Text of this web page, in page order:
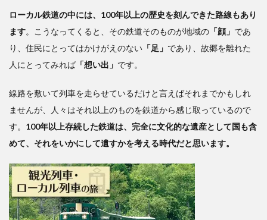
情
台
湾
里山
鉄
全線
開通
日本
の植
民地
時代
の遺
ローカル鉄道の中には、100年以上の歴史を刻んできた路線もあり
ます。こうなってくると、その鉄道そのものが地域の 「顔」 であ
り、住民にとってはかけがえのない 「足」 であり、故郷を離れた
人にとってみれば 「想い出」 です。
線路を敷いて列車を走らせているだけと言えばそれまでかもしれ
ませんが、人々はそれ以上のものを鉄道から感じ取っているので
す。 100年以上存続した鉄道は、完全に文化的な遺産として国も含
めて、それをいかにして遺すかを考える時代だと思います。